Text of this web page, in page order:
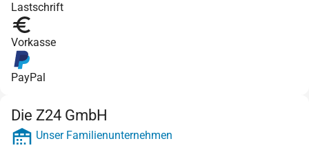
Lastschrift
Vorkasse
PayPal
Die Z24 GmbH
Unser Familienunternehmen